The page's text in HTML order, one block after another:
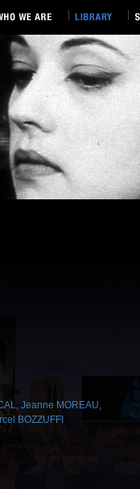
, Jeanne MOREAU,
BOZZUFFI